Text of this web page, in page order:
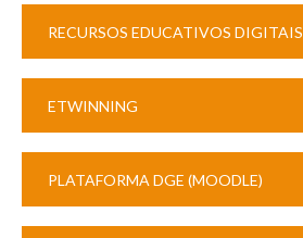
RECURSOS EDUCATIVOS DIGITAIS
ETWINNING
PLATAFORMA DGE (MOODLE)